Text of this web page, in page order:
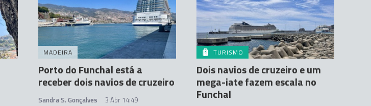
MADEIRA
Porto do Funchal está a
receber dois navios de cruzeiro
Sandra S. Gonçalves 3 Abr 14:49
TURISMO
Dois navios de cruzeiro e um
mega-iate fazem escala no
Funchal